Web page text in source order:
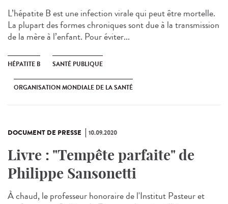
L’hépatite B est une infection virale qui peut être mortelle.
La plupart des formes chroniques sont due à la transmission
de la mère à l’enfant. Pour éviter...
HÉPATITE B SANTÉ PUBLIQUE
ORGANISATION MONDIALE DE LA SANTÉ
DOCUMENT DE PRESSE 10.09.2020
Livre : "Tempête parfaite" de
Philippe Sansonetti
À chaud, le professeur honoraire de l'Institut Pasteur et